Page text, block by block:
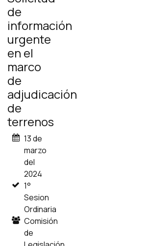
de
información
urgente
en el
marco
de
adjudicación
de
terrenos
13 de
marzo
del
2024
1°
Sesion
Ordinaria
Comisión
de